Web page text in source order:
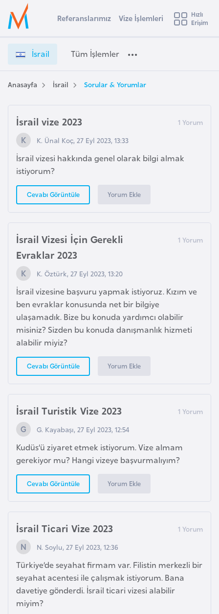
Ülke Seçimi
Başvuru yapmak istediğiniz ülkeyi seçin
Üye
Girişi
s
i
i
z
e
İ
l
e
m
l
e
r
i
e
Referanslarımız Vize İşlemleri
Hızlı
Erişim
İsrail Tüm İşlemler
Anasayfa İsrail Sorular & Yorumlar
İsrail vize 2023
K. Ünal Koç, 27 Eyl 2023, 13:33
İsrail vizesi hakkında genel olarak bilgi almak
istiyorum?
Cevabı Görüntüle Yorum Ekle
İsrail Vizesi İçin Gerekli
Evraklar 2023
K. Öztürk, 27 Eyl 2023, 13:20
İsrail vizesine başvuru yapmak istiyoruz. Kızım ve
ben evraklar konusunda net bir bilgiye
ulaşamadık. Bize bu konuda yardımcı olabilir
misiniz? Sizden bu konuda danışmanlık hizmeti
alabilir miyiz?
Cevabı Görüntüle Yorum Ekle
İsrail Turistik Vize 2023
G. Kayabaşı, 27 Eyl 2023, 12:54
Kudüs’ü ziyaret etmek istiyorum. Vize almam
gerekiyor mu? Hangi vizeye başvurmalıyım?
Cevabı Görüntüle Yorum Ekle
İsrail Ticari Vize 2023
N. Soylu, 27 Eyl 2023, 12:36
Türkiye’de seyahat firmam var. Filistin merkezli bir
seyahat acentesi ile çalışmak istiyorum. Bana
davetiye gönderdi. İsrail ticari vizesi alabilir
miyim?
s
t
r
a
A
v
u
s
t
u
y
a
A
z
e
r
b
a
y
c
a
B
a
h
r
e
y
n
B
a
n
g
l
a
d
e
ş